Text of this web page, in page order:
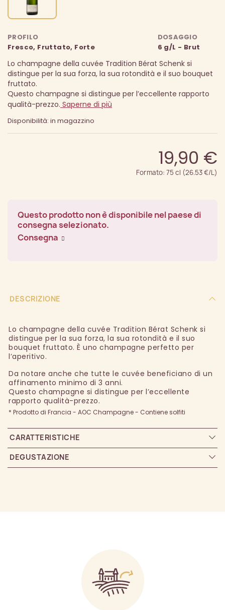
PROFILO
Fresco, Fruttato, Forte
DOSAGGIO
6 g/L - Brut
Lo champagne della cuvée Tradition Bérat Schenk si
distingue per la sua forza, la sua rotondità e il suo bouquet
fruttato.
Questo champagne si distingue per l’eccellente rapporto
qualità-prezzo. Saperne di più
Disponibilità: in magazzino
19,90 €
Formato: 75 cl (26.53 €/L)
Questo prodotto non è disponibile nel paese di
consegna selezionato.
Consegna
DESCRIZIONE
Lo champagne della cuvée Tradition Bérat Schenk si
distingue per la sua forza, la sua rotondità e il suo
bouquet fruttato. È uno champagne perfetto per
l’aperitivo.
Da notare anche che tutte le cuvée beneficiano di un
affinamento minimo di 3 anni.
Questo champagne si distingue per l’eccellente
rapporto qualità-prezzo.
* Prodotto di Francia - AOC Champagne - Contiene solfiti
CARATTERISTICHE
DEGUSTAZIONE